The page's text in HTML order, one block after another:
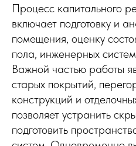
Процесс капитального
включает подготовку и
помещения, оценку
пола, инженерных
Важной частью работы
старых покрытий,
конструкций и
позволяет устранить
подготовить